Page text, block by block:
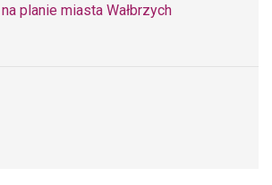
planie miasta Wałbrzych